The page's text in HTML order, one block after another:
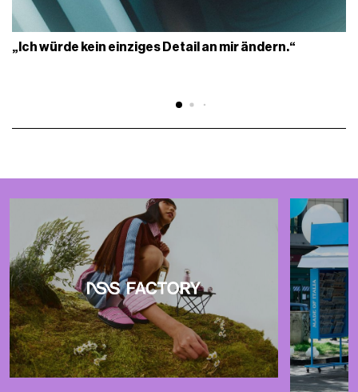
„Ich würde kein einziges Detail an mir ändern.“